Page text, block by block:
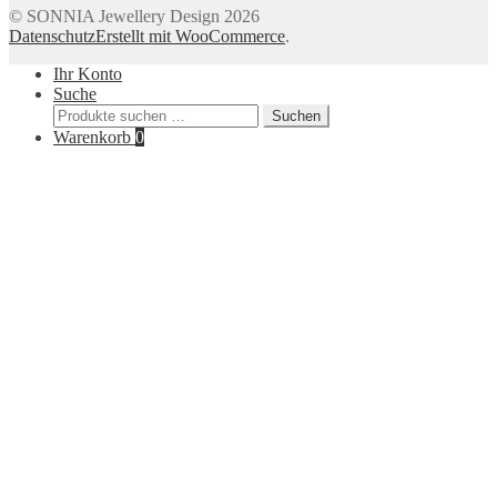
© SONNIA Jewellery Design 2026
DatenschutzErstellt mit WooCommerce.
Ihr Konto
Suche
Suchen
nach:
Suchen
Warenkorb 0